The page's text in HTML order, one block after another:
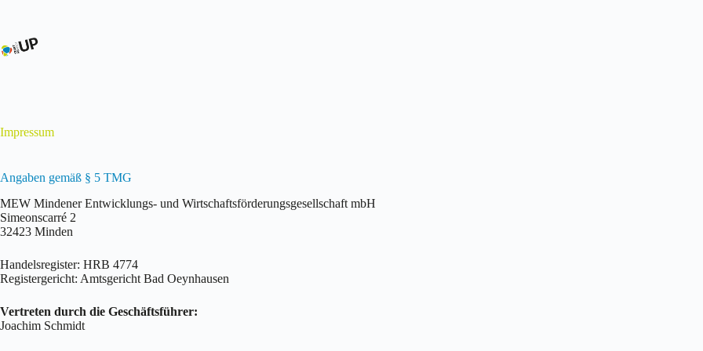
Impressum
Angaben gemäß § 5 TMG
MEW Mindener Entwicklungs- und Wirtschaftsförderungsgesellschaft mbH
Simeonscarré 2
32423 Minden
Handelsregister: HRB 4774
Registergericht: Amtsgericht Bad Oeynhausen
Vertreten durch die Geschäftsführer:
Joachim Schmidt